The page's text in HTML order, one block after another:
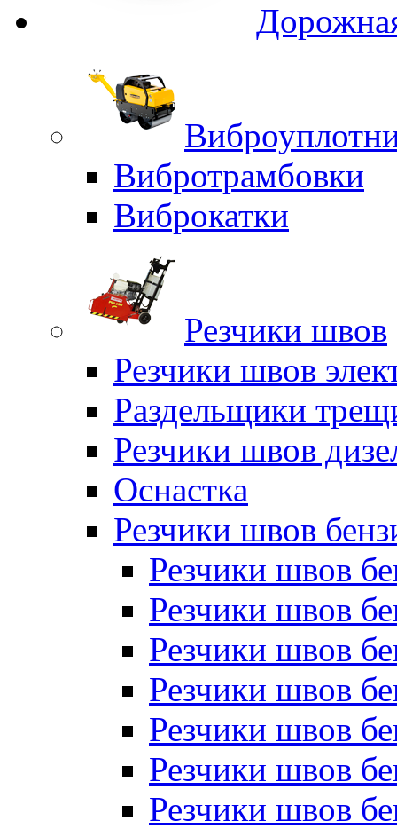
Вибротрамбовки
Виброкатки
Резчики швов
Резчики швов
Раздельщики
Резчики швов
Оснастка
Резчики швов
Резчики швов
Резчики швов
Резчики швов
Резчики швов
Резчики швов
Резчики швов
Резчики швов